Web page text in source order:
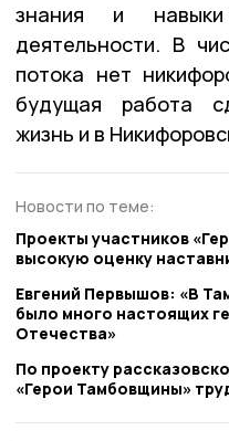
знания и навыки
деятельности. В
потока нет
будущая работа
жизнь и в
Новости по теме:
Проекты участников
высокую оценку
Евгений Первышов: «В
было много настоящих
Отечества»
По проекту
«Герои Тамбовщины»